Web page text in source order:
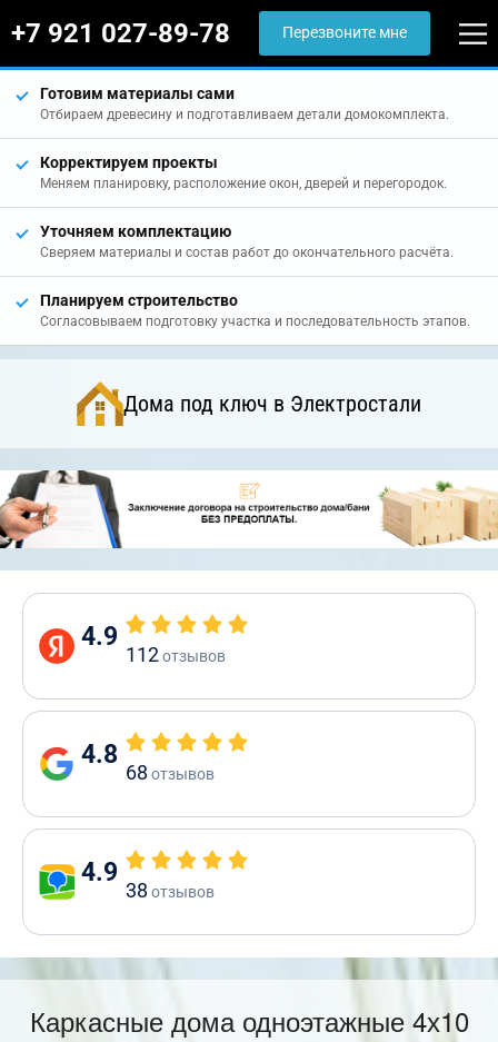
+7 921 027-89-78 Перезвоните мне
Готовим материалы сами
Отбираем древесину и подготавливаем детали домокомплекта.
Корректируем проекты
Меняем планировку, расположение окон, дверей и перегородок.
Уточняем комплектацию
Сверяем материалы и состав работ до окончательного расчёта.
Планируем строительство
Согласовываем подготовку участка и последовательность этапов.
Дома под ключ в Электростали
4.9
112отзывов
4.8
68 отзывов
4.9
38 отзывов
Каркасные дома одноэтажные 4х10